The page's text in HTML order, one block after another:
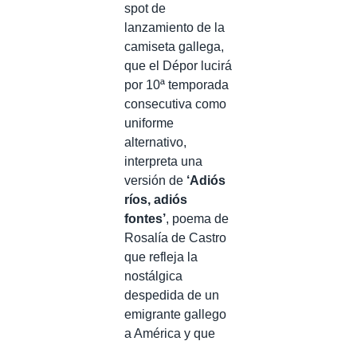
spot de
lanzamiento de la
camiseta gallega,
que el Dépor lucirá
por 10ª temporada
consecutiva como
uniforme
alternativo,
interpreta una
versión de ‘Adiós
ríos, adiós
fontes’, poema de
Rosalía de Castro
que refleja la
nostálgica
despedida de un
emigrante gallego
a América y que